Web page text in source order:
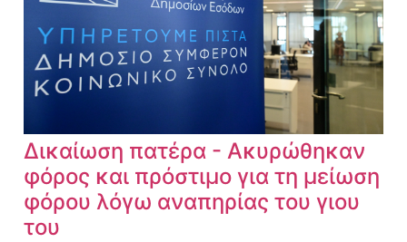
Δικαίωση πατέρα - Ακυρώθηκαν
φόρος και πρόστιμο για τη μείωση
φόρου λόγω αναπηρίας του γιου
του